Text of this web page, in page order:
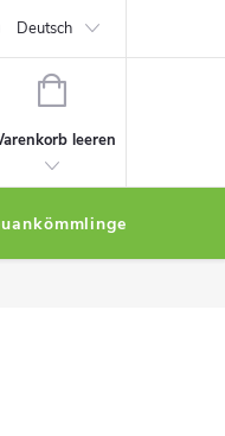
Deutsch
WARENKORB
leeren